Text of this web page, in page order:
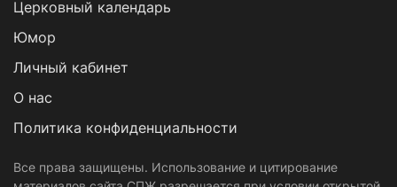
Церковный календарь
Юмор
Личный кабинет
О нас
Политика конфиденциальности
Все права защищены. Использование и цитирование